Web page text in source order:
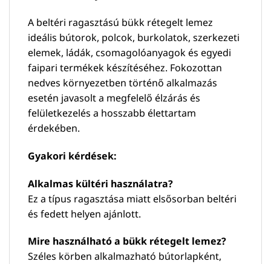
A beltéri ragasztású bükk rétegelt lemez
ideális bútorok, polcok, burkolatok, szerkezeti
elemek, ládák, csomagolóanyagok és egyedi
faipari termékek készítéséhez. Fokozottan
nedves környezetben történő alkalmazás
esetén javasolt a megfelelő élzárás és
felületkezelés a hosszabb élettartam
érdekében.
Gyakori kérdések:
Alkalmas kültéri használatra?
Ez a típus ragasztása miatt elsősorban beltéri
és fedett helyen ajánlott.
Mire használható a bükk rétegelt lemez?
Széles körben alkalmazható bútorlapként,